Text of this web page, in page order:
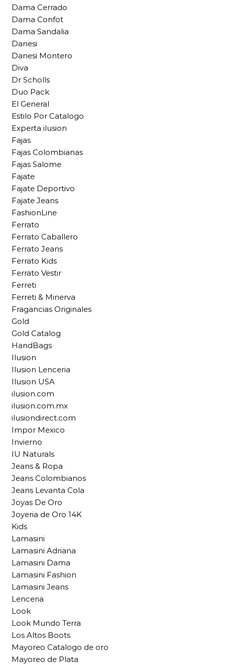
Dama Cerrado
Dama Confot
Dama Sandalia
Danesi
Danesi Montero
Diva
Dr Scholls
Duo Pack
El General
Estilo Por Catalogo
Experta ilusion
Fajas
Fajas Colombianas
Fajas Salome
Fajate
Fajate Deportivo
Fajate Jeans
FashionLine
Ferrato
Ferrato Caballero
Ferrato Jeans
Ferrato Kids
Ferrato Vestir
Ferreti
Ferreti & Minerva
Fragancias Originales
Gold
Gold Catalog
HandBags
Ilusion
Ilusion Lenceria
Ilusion USA
ilusion.com
ilusion.com.mx
ilusiondirect.com
Impor Mexico
Invierno
IU Naturals
Jeans & Ropa
Jeans Colombianos
Jeans Levanta Cola
Joyas De Oro
Joyeria de Oro 14K
Kids
Lamasini
Lamasini Adriana
Lamasini Dama
Lamasini Fashion
Lamasini Jeans
Lenceria
Look
Look Mundo Terra
Los Altos Boots
Mayoreo Catalogo de oro
Mayoreo de Plata